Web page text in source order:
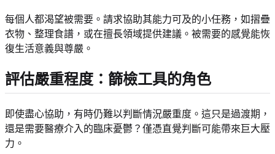
每個人都渴望被需要。請求協助其能力可及的小任務，如摺疊
衣物、整理食譜，或在擅長領域提供建議。被需要的感覺能恢
復生活意義與尊嚴。
評估嚴重程度：篩檢工具的角色
即使盡心協助，有時仍難以判斷情況嚴重度。這只是過渡期，
還是需要醫療介入的臨床憂鬱？僅憑直覺判斷可能帶來巨大壓
力。